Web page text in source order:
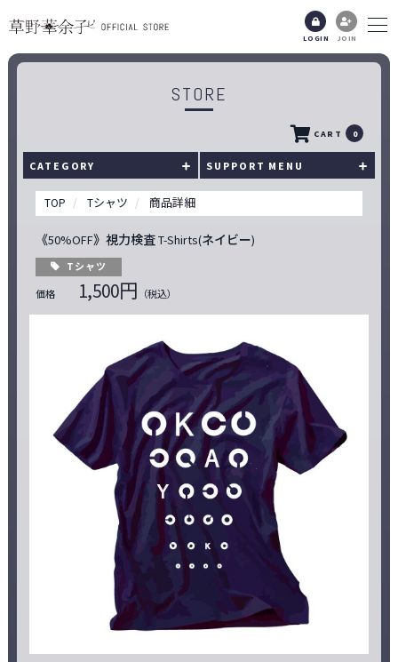
LOGIN JOIN
STORE
CART 0
CATEGORY SUPPORT MENU
TOP Tシャツ 商品詳細
《50%OFF》視力検査 T-Shirts(ネイビー)
Tシャツ
価格 1,500円 （税込）